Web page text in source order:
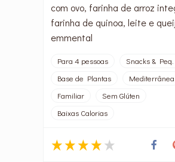
com ovo, farinha de arroz
farinha de quinoa, leite e
emmental
Para 4 pessoas
Snacks &
Base de Plantas
Mediterrânea
Familiar
Sem Glúten
Baixas Calorias